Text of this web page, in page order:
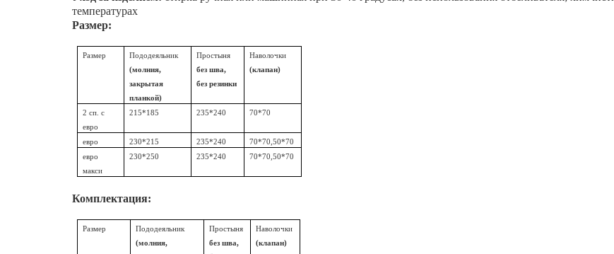
температурах
Размер:
Размер
Пододеяльник
(молния,
закрытая
планкой)
Простыня
без шва,
без резинки
Наволочки
(клапан)
2 сп. с
евро
215*185 235*240 70*70
евро 230*215 235*240
70*70,50*70
евро
макси
230*250 235*240 70*70,50*70
Комплектация:
Размер
Пододеяльник
(молния,
Простыня
без шва,
Наволочки
(клапан)